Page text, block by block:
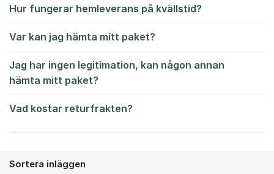
Hur fungerar hemleverans på kvällstid?
Var kan jag hämta mitt paket?
Jag har ingen legitimation, kan någon annan
hämta mitt paket?
Vad kostar returfrakten?
Sortera inläggen